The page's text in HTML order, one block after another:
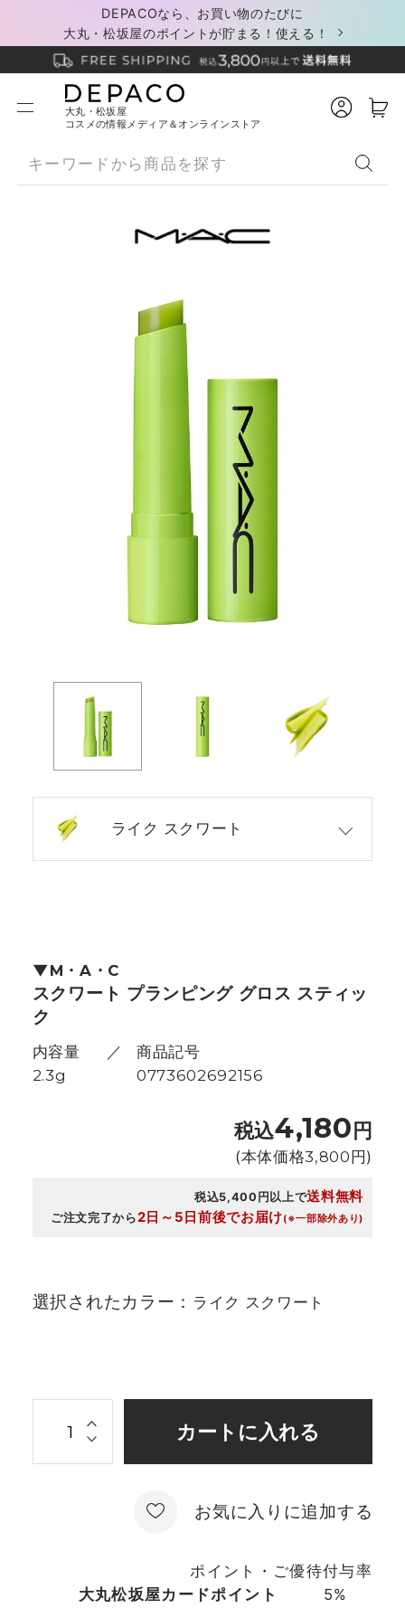
DEPACOなら、お買い物のたびに
大丸・松坂屋のポイントが貯まる！使える！
大丸・松坂屋
コスメの情報メディア＆オンラインストア
ライク スクワート
M・A・C
スクワート プランピング グロス スティッ
ク
内容量
2.3g
商品記号
0773602692156
税込4,180円
(本体価格3,800円)
税込5,400円以上で送料無料
ご注文完了から2日～5日前後でお届け(※一部除外あり)
選択されたカラー： ライク スクワート
お気に入りに追加する
ポイント・ご優待付与率
大丸松坂屋カードポイント
5%